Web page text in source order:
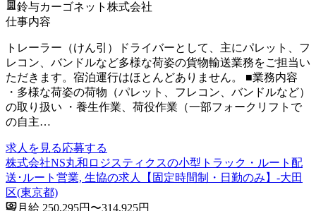
鈴与カーゴネット株式会社
仕事内容
トレーラー（けん引）ドライバーとして、主にパレット、フ
レコン、バンドルなど多様な荷姿の貨物輸送業務をご担当い
ただきます。宿泊運行はほとんどありません。 ■業務内容
・多様な荷姿の荷物（パレット、フレコン、バンドルなど）
の取り扱い ・養生作業、荷役作業（一部フォークリフトで
の自主…
求人を見る応募する
株式会社NS丸和ロジスティクスの小型トラック・ルート配
送･ルート営業, 生協の求人【固定時間制・日勤のみ】-大田
区(東京都)
月給 250,295円〜314,925円